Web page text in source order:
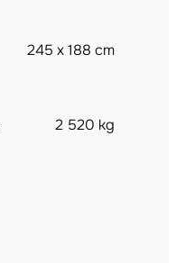
245 x 188 cm
2 520 kg